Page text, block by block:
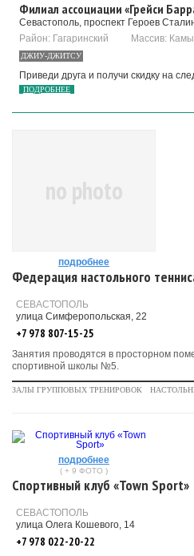
Филиал ассоциации «Грейси
Севастополь, проспект Героев
Район: Гагаринский
Массив:
ДЖИУ-ДЖИТСУ
Приведи друга и получи скидку на
ПОДРОБНЕЕ
no photo
подробнее
Федерация настольного
СЕВАСТОПОЛЬ
улица Симферопольская, 22
+7 978 807-15-25
Занятия проводятся в просторном
спортивной школы №5.
ЗАЛЫ ГРУППОВЫХ ТРЕНИРОВОК
подробнее
( + 9 ФОТО )
Спортивный клуб «Town Sport»
СЕВАСТОПОЛЬ
улица Олега Кошевого, 14
+7 978 022-20-22